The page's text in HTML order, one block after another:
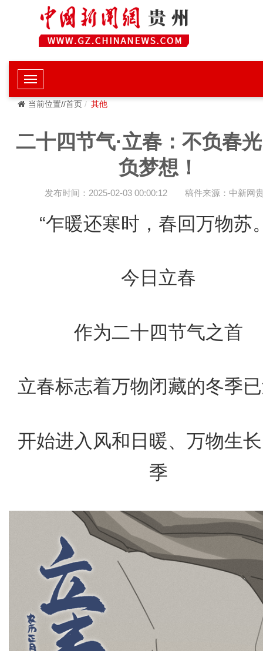
当前位置//首页 其他
二十四节气·立春：不负春
负梦想！
发布时间：2025-02-03 00:00:12 稿件来源：中新网
“乍暖还寒时，春回万物苏
今日立春
作为二十四节气之首
立春标志着万物闭藏的冬季
开始进入风和日暖、万物生
季